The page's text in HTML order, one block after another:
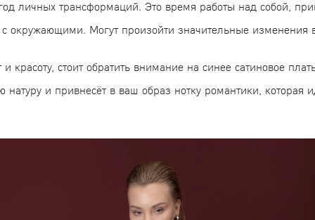
личных трансформаций. Это время работы над собой,
с окружающими. Могут произойти значительные изменения
стоит обратить внимание на синее сатиновое
натуру и привнесёт в ваш образ нотку романтики, которая